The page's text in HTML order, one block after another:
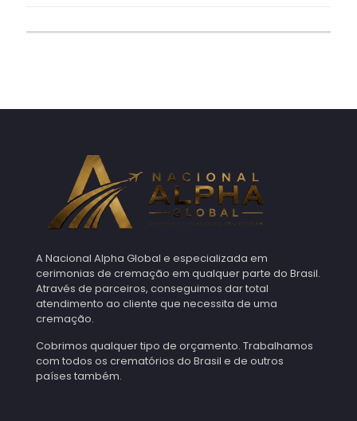
A Nacional Alpha Global e especializada em
cerimonias de cremação em qualquer parte do Brasil.
Através de parceiros, conseguimos dar total
atendimento ao cliente que necessita de uma
cremação.
Cobrimos qualquer tipo de orçamento. Trabalhamos
com todos os crematórios do Brasil e de outros
países também.